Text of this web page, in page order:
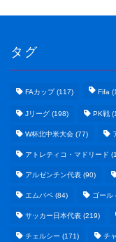
タグ
FAカップ (117) Fifa
Jリーグ (198) PK戦
W杯北中米大会 (77)
アトレティコ・マドリード
アルゼンチン代表 (90)
エムバペ (84) ゴール
サッカー日本代表 (219)
チェルシー (171) チ